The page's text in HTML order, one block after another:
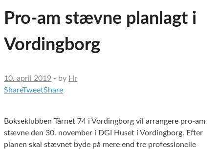
Pro-am stævne planlagt i
Vordingborg
10. april 2019 - by Hr
ShareTweetShare
Bokseklubben Tårnet 74 i Vordingborg vil arrangere pro-am
stævne den 30. november i DGI Huset i Vordingborg. Efter
planen skal stævnet byde på mere end tre professionelle